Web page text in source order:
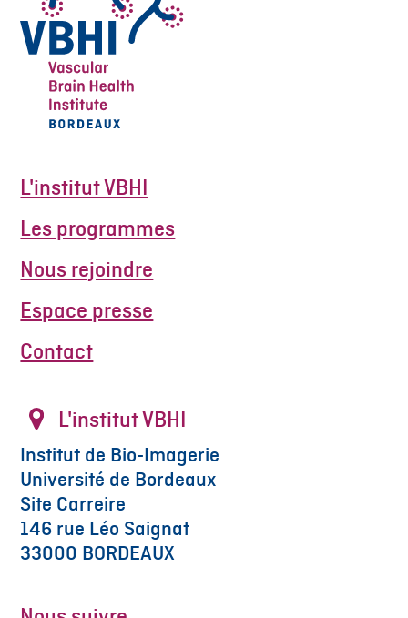
L'institut VBHI
Les programmes
Nous rejoindre
Espace presse
Contact
L'institut VBHI
Institut de Bio-Imagerie
Université de Bordeaux
Site Carreire
146 rue Léo Saignat
33000 BORDEAUX